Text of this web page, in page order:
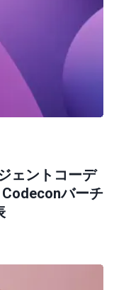
ェントコーデ
バーチ